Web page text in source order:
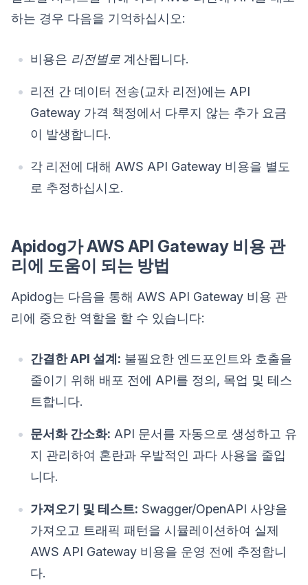
하는 경우 다음을 기억하십시오:
비용은 리전별로 계산됩니다.
리전 간 데이터 전송(교차 리전)에는 API
Gateway 가격 책정에서 다루지 않는 추가 요금
이 발생합니다.
각 리전에 대해 AWS API Gateway 비용을 별도
로 추정하십시오.
Apidog가 AWS API Gateway 비용 관
리에 도움이 되는 방법
Apidog는 다음을 통해 AWS API Gateway 비용 관
리에 중요한 역할을 할 수 있습니다:
간결한 API 설계: 불필요한 엔드포인트와 호출을
줄이기 위해 배포 전에 API를 정의, 목업 및 테스
트합니다.
문서화 간소화: API 문서를 자동으로 생성하고 유
지 관리하여 혼란과 우발적인 과다 사용을 줄입
니다.
가져오기 및 테스트: Swagger/OpenAPI 사양을
가져오고 트래픽 패턴을 시뮬레이션하여 실제
AWS API Gateway 비용을 운영 전에 추정합니
다.